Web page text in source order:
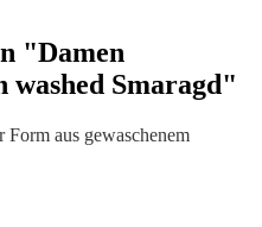
"Damen
Smaragd"
aus gewaschenem